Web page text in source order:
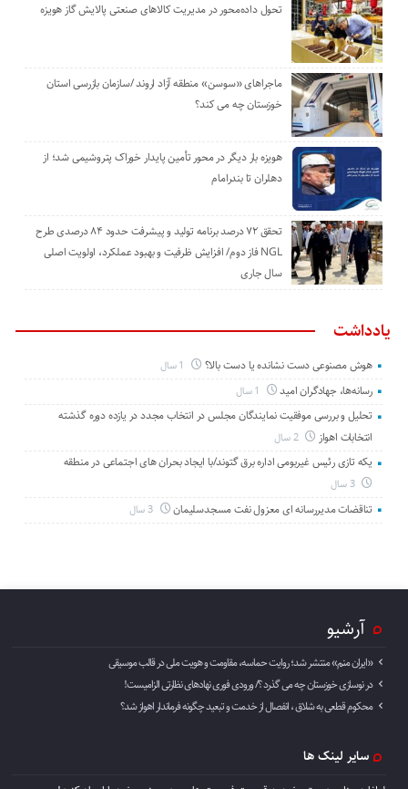
تحول داده‌محور در مدیریت کالاهای صنعتی پالایش گاز هویزه
ماجراهای «سوسن» منطقه آزاد اروند /سازمان بازرسی استان
خوزستان چه می کند؟
هویزه بار دیگر در محور تأمین پایدار خوراک پتروشیمی شد؛ از
دهلران تا بندرامام
تحقق ۷۲ درصد برنامه تولید و پیشرفت حدود ۸۴ درصدی طرح
NGL فاز دوم/ افزایش ظرفیت و بهبود عملکرد، اولویت اصلی
سال جاری
یادداشت
هوش مصنوعی دست نشانده یا دست بالا؟
رسانه‌ها، جهادگران امید
تحلیل و بررسی موفقیت نمایندگان مجلس در انتخاب مجدد در یازده دوره گذشته
انتخابات اهواز
2 سال
یکه تازی رئیس غیربومی اداره برق گتوند/با ایجاد بحران های اجتماعی در منطقه
3 سال
تناقضات مدیررسانه ای معزول نفت مسجدسلیمان 3 سال
آرشیو
«ایران منم» منتشر شد؛ روایت حماسه، مقاومت و هویت ملی در قالب موسیقی
در نوسازی خوزستان چه می گذرد ؟/ ورودی فوری نهادهای نظارتی الزامیست!
محکوم قطعی به شلاق ، انفصال از خدمت و تبعید چگونه فرماندار اهواز شد؟
سایر لینک ها